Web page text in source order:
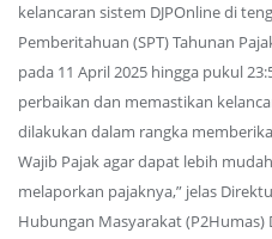
kelancaran sistem DJPOnline di
Pemberitahuan (SPT) Tahunan
pada 11 April 2025 hingga pukul
perbaikan dan memastikan
dilakukan dalam rangka
Wajib Pajak agar dapat lebih
melaporkan pajaknya,” jelas
Hubungan Masyarakat (P2Humas)